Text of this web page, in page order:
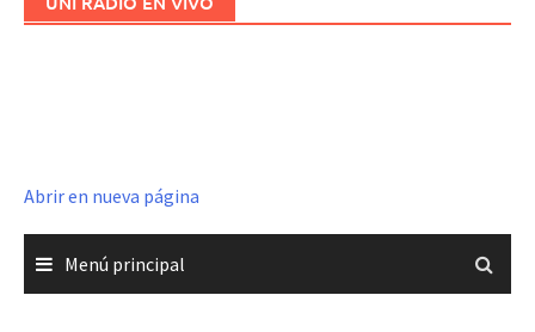
Abrir en nueva página
Menú principal